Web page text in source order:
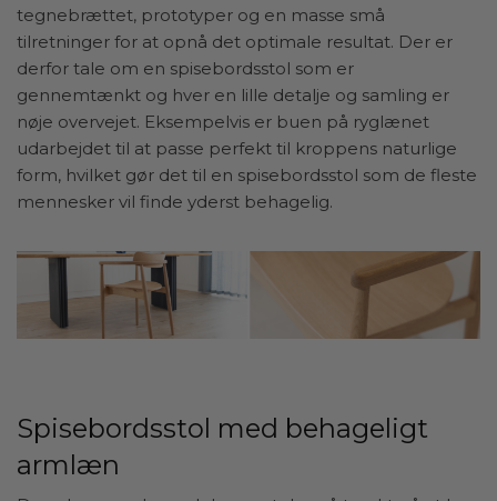
tegnebrættet, prototyper og en masse små
tilretninger for at opnå det optimale resultat. Der er
derfor tale om en spisebordsstol som er
gennemtænkt og hver en lille detalje og samling er
nøje overvejet. Eksempelvis er buen på ryglænet
udarbejdet til at passe perfekt til kroppens naturlige
form, hvilket gør det til en spisebordsstol som de fleste
mennesker vil finde yderst behagelig.
Spisebordsstol med behageligt
armlæn